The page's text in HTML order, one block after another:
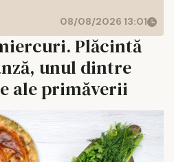
08/08/2026 13:01
Plăcintă
unul dintre
ale primăverii